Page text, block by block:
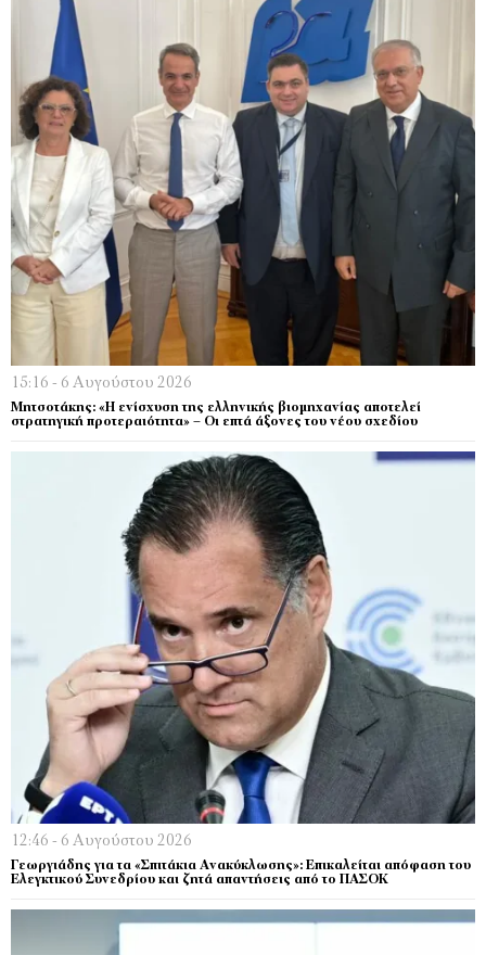
15:16 - 6 Αυγούστου 2026
Μητσοτάκης: «Η ενίσχυση της ελληνικής βιομηχανίας αποτελεί
στρατηγική προτεραιότητα» – Οι επτά άξονες του νέου σχεδίου
12:46 - 6 Αυγούστου 2026
Γεωργιάδης για τα «Σπιτάκια Ανακύκλωσης»: Επικαλείται απόφαση του
Ελεγκτικού Συνεδρίου και ζητά απαντήσεις από το ΠΑΣΟΚ